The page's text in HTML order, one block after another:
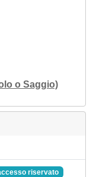
o Saggio)
riservato